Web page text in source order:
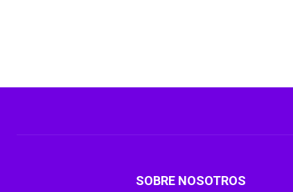
SOBRE NOSOTROS